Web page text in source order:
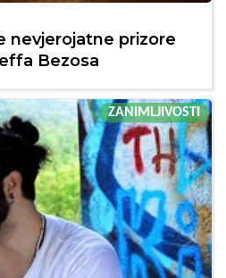
nevjerojatne prizore
Bezosa
ZANIMLJIVOSTI